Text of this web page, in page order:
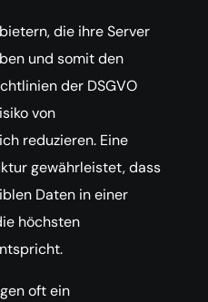
die ihre Server
und somit den
der DSGVO
von
reduzieren. Eine
gewährleistet, dass
Daten in einer
höchsten
oft ein